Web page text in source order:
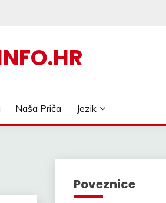
Naša Priča Jezik
Poveznice